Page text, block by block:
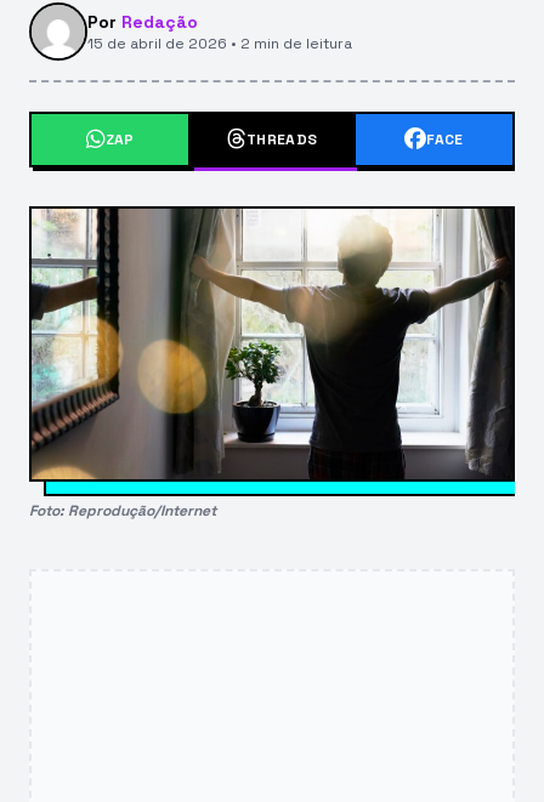
Por Redação
15 de abril de 2026 • 2 min de leitura
ZAP THREADS FACE
Foto: Reprodução/Internet